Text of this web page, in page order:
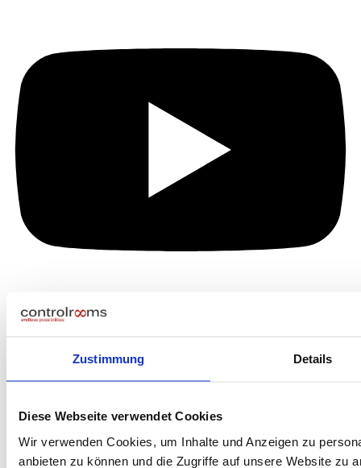
Zustimmung Details
Diese Webseite verwendet Cookies
Wir verwenden Cookies, um Inhalte und Anzeigen zu
anbieten zu können und die Zugriffe auf unsere Website zu